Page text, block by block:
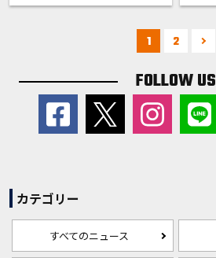
1 2
FOLLOW US
カテゴリー
すべてのニュース